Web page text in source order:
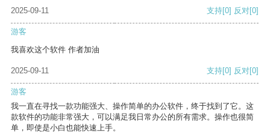
2025-09-11
支持[0] 反对[0]
游客
我喜欢这个软件 作者加油
2025-09-11 支持[0] 反对[0]
游客
我一直在寻找一款功能强大、操作简单的办公软件，终于找到了它。这
款软件的功能非常强大，可以满足我日常办公的所有需求。操作也很简
单，即使是小白也能快速上手。